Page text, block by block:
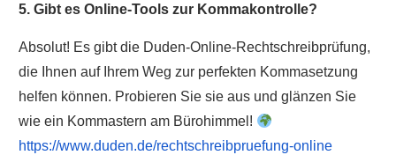
5. Gibt es Online-Tools zur Kommakontrolle?
Absolut! Es gibt die Duden-Online-Rechtschreibprüfung,
die Ihnen auf Ihrem Weg zur perfekten Kommasetzung
helfen können. Probieren Sie sie aus und glänzen Sie
wie ein Kommastern am Bürohimmel!
https://www.duden.de/rechtschreibpruefung-online